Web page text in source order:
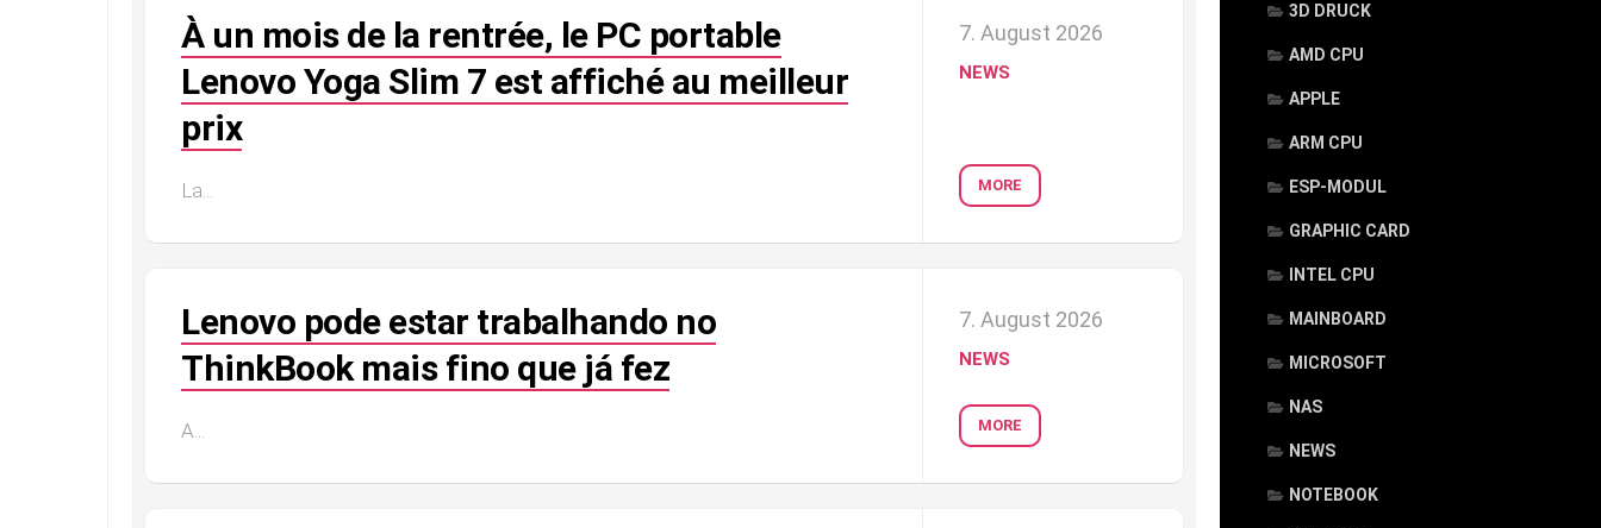
3D DRUCK
AMD CPU
APPLE
ARM CPU
ESP-MODUL
GRAPHIC CARD
INTEL CPU
MAINBOARD
MICROSOFT
NAS
NEWS
NOTEBOOK
À un mois de la rentrée, le PC portable
Lenovo Yoga Slim 7 est affiché au meilleur
prix
La...
7. August 2026
NEWS
MORE
Lenovo pode estar trabalhando no
ThinkBook mais fino que já fez
A...
7. August 2026
NEWS
MORE